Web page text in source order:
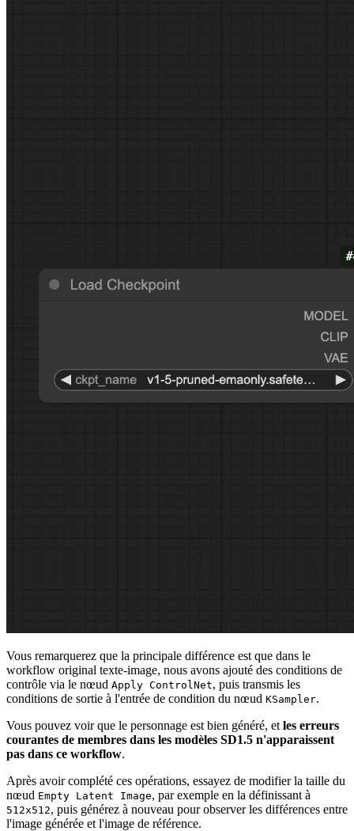
Vous remarquerez que la principale différence est que dans le
workflow original texte-image, nous avons ajouté des conditions de
contrôle via le nœud Apply ControlNet, puis transmis les
conditions de sortie à l'entrée de condition du nœud KSampler.
Vous pouvez voir que le personnage est bien généré, et les erreurs
courantes de membres dans les modèles SD1.5 n'apparaissent
pas dans ce workflow.
Après avoir complété ces opérations, essayez de modifier la taille du
nœud Empty Latent Image, par exemple en la définissant à
512x512, puis générez à nouveau pour observer les différences entre
l'image générée et l'image de référence.